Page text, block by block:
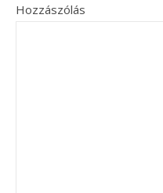
Hozzászólás